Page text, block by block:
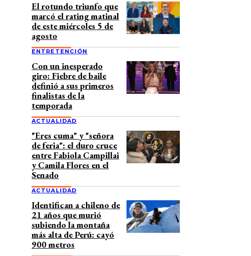
El rotundo triunfo que
marcó el rating matinal
de este miércoles 5 de
agosto
ENTRETENCIÓN
Con un inesperado
giro: Fiebre de baile
definió a sus primeros
finalistas de la
temporada
ACTUALIDAD
"Eres cuma" y "señora
de feria": el duro cruce
entre Fabiola Campillai
y Camila Flores en el
Senado
ACTUALIDAD
Identifican a chileno de
21 años que murió
subiendo la montaña
más alta de Perú: cayó
900 metros